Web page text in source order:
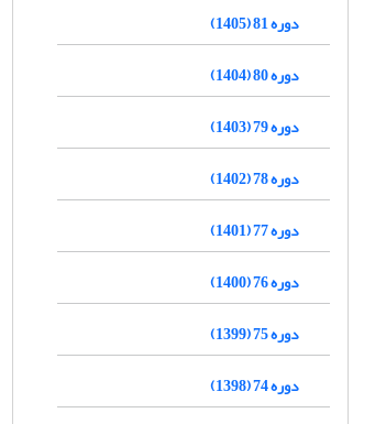
دوره 81 (1405)
دوره 80 (1404)
دوره 79 (1403)
دوره 78 (1402)
دوره 77 (1401)
دوره 76 (1400)
دوره 75 (1399)
دوره 74 (1398)